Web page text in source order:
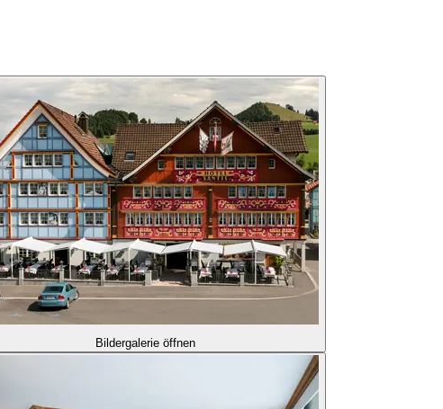
Bildergalerie öffnen